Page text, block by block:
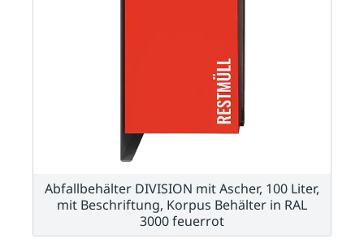
Abfallbehälter DIVISION mit Ascher, 100 Liter,
mit Beschriftung, Korpus Behälter in RAL
3000 feuerrot